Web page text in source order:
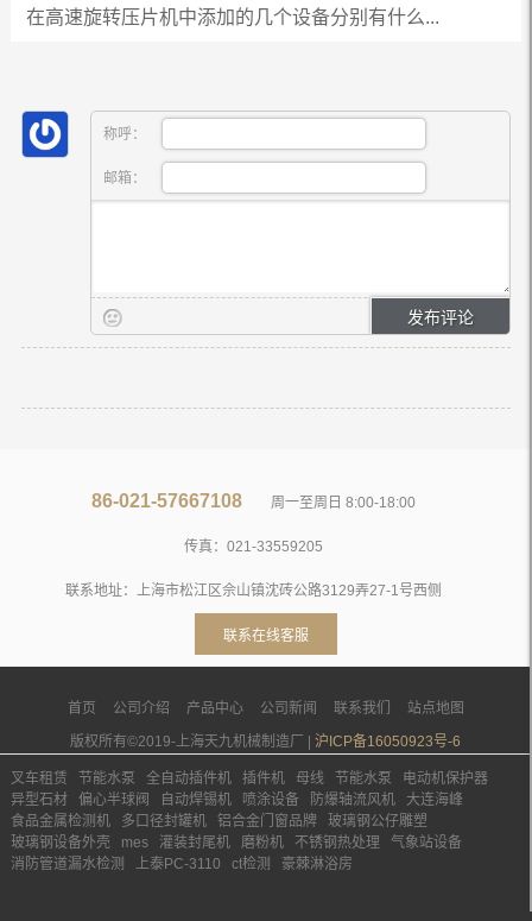
在高速旋转压片机中添加的几个设备分别有什么...
称呼：
邮箱：
86-021-57667108 周一至周日 8:00-18:00
传真：021-33559205
联系地址：上海市松江区佘山镇沈砖公路3129弄27-1号西侧
联系在线客服
首页 公司介绍 产品中心 公司新闻 联系我们
站点地图
版权所有©2019-上海天九机械制造厂 |沪ICP备16050923号-6
叉车租赁 节能水泵 全自动插件机 插件机 母线 节能水泵
电动机保护器
异型石材
偏心半球阀 自动焊锡机 喷涂设备 防爆轴流风机
大连海峰
食品金属检测机
多口径封罐机 铝合金门窗品牌
玻璃钢公仔雕塑
玻璃钢设备外壳
mes 灌装封尾机 磨粉机 不锈钢热处理
气象站设备
消防管道漏水检测
上泰PC-3110 ct检测 豪棘淋浴房